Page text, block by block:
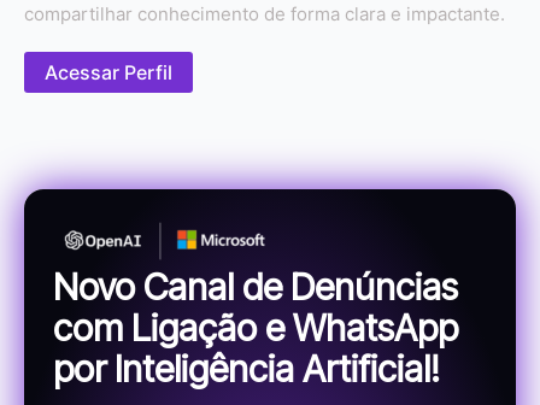
compartilhar conhecimento de forma clara e impactante.
Acessar Perfil
Novo Canal de Denúncias
com Ligação e WhatsApp
por Inteligência Artificial!